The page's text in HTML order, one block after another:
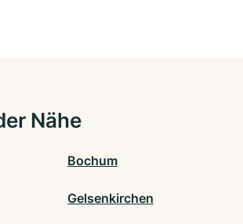
Nähe
Bochum
Gelsenkirchen